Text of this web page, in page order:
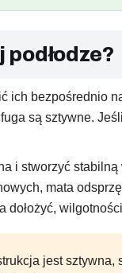
ich bezpośrednio
są sztywne.
i stworzyć
mata
jest